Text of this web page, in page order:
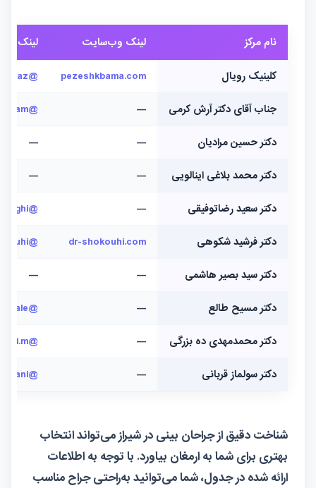
نام مرکز لینک وب‌سایت لینک
کلینیک رویال pezeshkbama.com
@Royal.clinic.shiraz
جناب آقای دکتر آرش کرمی —
@behradteam
دکتر حسین مرادیان —
—
دکتر محمد بلاغی اینالویی —
—
دکتر سعید رضاتوفیقی —
@dr.rezatofighi
دکتر فرشید شکوهی dr-shokouhi.com
@drshokouhi
دکتر سید بصیر هاشمی —
—
دکتر مسیح طالع —
@drmasihtale
دکتر محمدمهدی ده بزرگی —
@dr.dehbozorgi.m
دکتر سولماز قربانی —
@dr_soolmaz_ghorbani
شناخت دقیق از جراحان بینی در شیراز می‌تواند انتخاب
بهتری برای شما به ارمغان بیاورد. با توجه به اطلاعات
ارائه شده در جدول، شما می‌توانید به‌راحتی جراح مناسب